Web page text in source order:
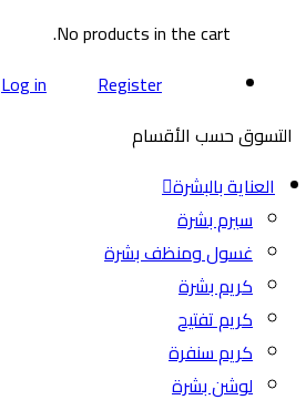
No products in the cart.
Log in
Register
التسوق حسب الأقسام
العناية بالبشرة
سيرم بشرة
غسول ومنظف بشرة
كريم بشرة
كريم تفتيح
كريم سنفرة
لوشن بشرة